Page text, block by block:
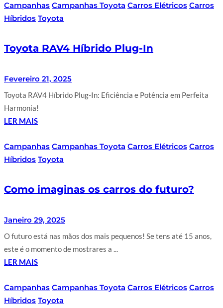
Campanhas Campanhas Toyota Carros Elétricos Carros
Híbridos Toyota
Toyota RAV4 Híbrido Plug-In
Fevereiro 21, 2025
Toyota RAV4 Híbrido Plug-In: Eficiência e Potência em Perfeita
Harmonia!
LER MAIS
Campanhas Campanhas Toyota Carros Elétricos Carros
Híbridos Toyota
Como imaginas os carros do futuro?
Janeiro 29, 2025
O futuro está nas mãos dos mais pequenos! Se tens até 15 anos,
este é o momento de mostrares a ...
LER MAIS
Campanhas Campanhas Toyota Carros Elétricos Carros
Híbridos Toyota